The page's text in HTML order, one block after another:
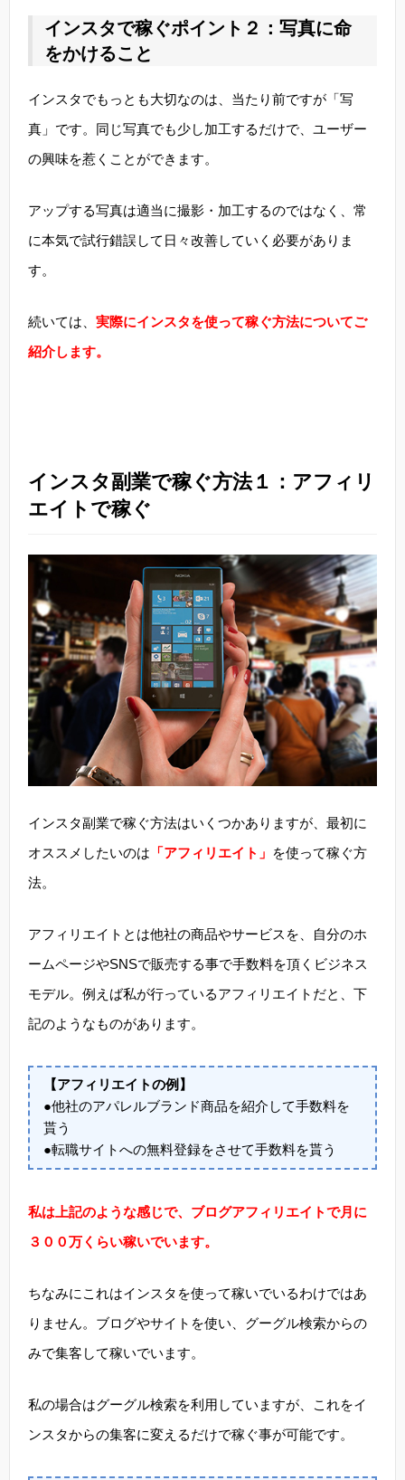
インスタで稼ぐポイント２：写真に命
をかけること
インスタでもっとも大切なのは、当たり前ですが「写
真」です。同じ写真でも少し加工するだけで、ユーザー
の興味を惹くことができます。
アップする写真は適当に撮影・加工するのではなく、常
に本気で試行錯誤して日々改善していく必要がありま
す。
続いては、 実際にインスタを使って稼ぐ方法についてご
紹介します。
インスタ副業で稼ぐ方法１：アフィリ
エイトで稼ぐ
インスタ副業で稼ぐ方法はいくつかありますが、最初に
オススメしたいのは 「アフィリエイト」 を使って稼ぐ方
法。
アフィリエイトとは他社の商品やサービスを、自分のホ
ームページやSNSで販売する事で手数料を頂くビジネス
モデル。例えば私が行っているアフィリエイトだと、下
記のようなものがあります。
【アフィリエイトの例】
●他社のアパレルブランド商品を紹介して手数料を
貰う
●転職サイトへの無料登録をさせて手数料を貰う
私は上記のような感じで、ブログアフィリエイトで月に
３００万くらい稼いでいます。
ちなみにこれはインスタを使って稼いでいるわけではあ
りません。ブログやサイトを使い、グーグル検索からの
みで集客して稼いでいます。
私の場合はグーグル検索を利用していますが、これをイ
ンスタからの集客に変えるだけで稼ぐ事が可能です。